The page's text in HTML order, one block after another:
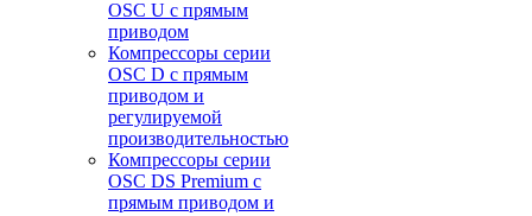
OSC U с прямым
приводом
Компрессоры серии
OSC D с прямым
приводом и
регулируемой
производительностью
Компрессоры серии
OSC DS Premium с
прямым приводом и